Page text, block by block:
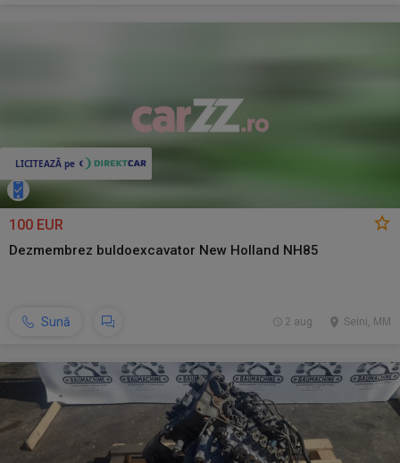
100 EUR
Dezmembrez buldoexcavator New Holland NH85
Sună Seini, MM
2 aug.